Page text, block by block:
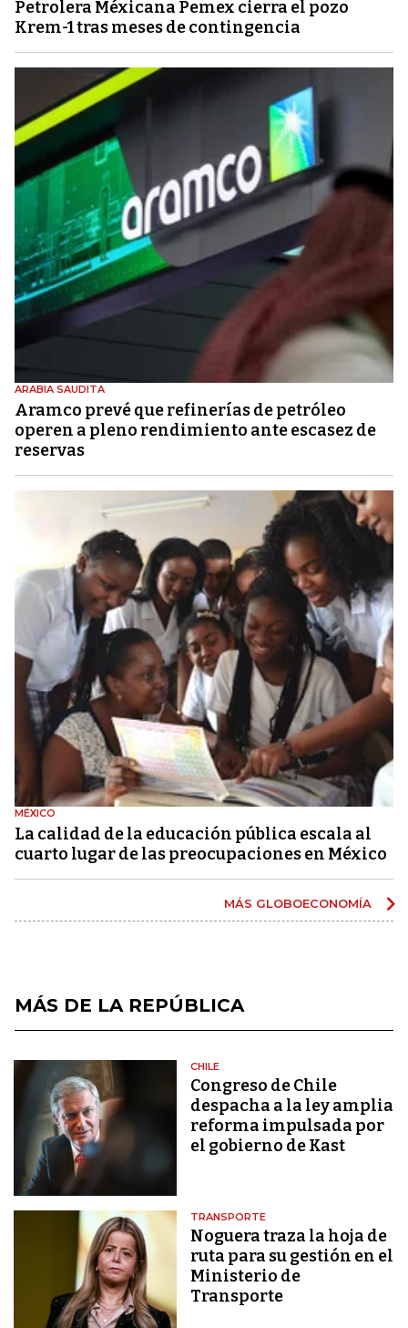
Petrolera Méxicana Pemex cierra el pozo
Krem-1 tras meses de contingencia
ARABIA SAUDITA
Aramco prevé que refinerías de petróleo
operen a pleno rendimiento ante escasez de
reservas
MÉXICO
La calidad de la educación pública escala al
cuarto lugar de las preocupaciones en México
MÁS GLOBOECONOMÍA
MÁS DE LA REPÚBLICA
CHILE
Congreso de Chile
despacha a la ley amplia
reforma impulsada por
el gobierno de Kast
TRANSPORTE
Noguera traza la hoja de
ruta para su gestión en el
Ministerio de
Transporte